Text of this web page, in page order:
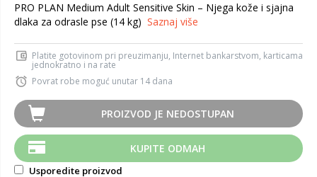
PRO PLAN Medium Adult Sensitive Skin – Njega kože i sjajna
dlaka za odrasle pse (14 kg) Saznaj više
Platite gotovinom pri preuzimanju, Internet bankarstvom, karticama
jednokratno i na rate
Povrat robe moguć unutar 14 dana
PROIZVOD JE NEDOSTUPAN
KUPITE ODMAH
Usporedite proizvod